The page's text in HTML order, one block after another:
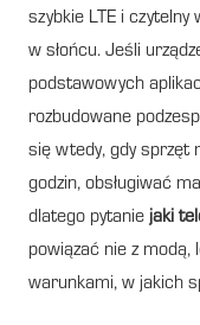
szybkie LTE i
w słońcu. Jeśli
podstawowych
rozbudowane
się wtedy, gdy sprzęt
godzin, obsługiwać
dlatego pytanie jaki
powiązać nie z modą,
warunkami, w jakich